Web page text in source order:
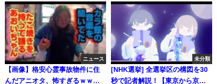
ニュース
【画像】格安心霊事故物件に住
んだアニオタ、怖すぎるｗｗｗ
未分類
[NHK選挙] 全選挙区の構図を30
秒で記者解説！【東京から京